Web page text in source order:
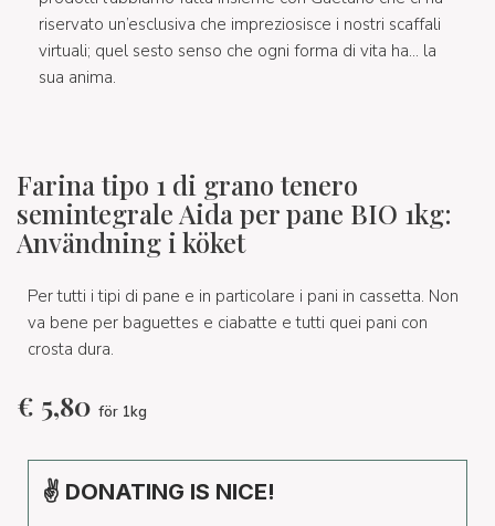
riservato un’esclusiva che impreziosisce i nostri scaffali
virtuali; quel sesto senso che ogni forma di vita ha… la
sua anima.
Farina tipo 1 di grano tenero
semintegrale Aida per pane BIO 1kg:
Användning i köket
Per tutti i tipi di pane e in particolare i pani in cassetta. Non
va bene per baguettes e ciabatte e tutti quei pani con
crosta dura.
€ 5,80 för 1kg
✌ DONATING IS NICE!